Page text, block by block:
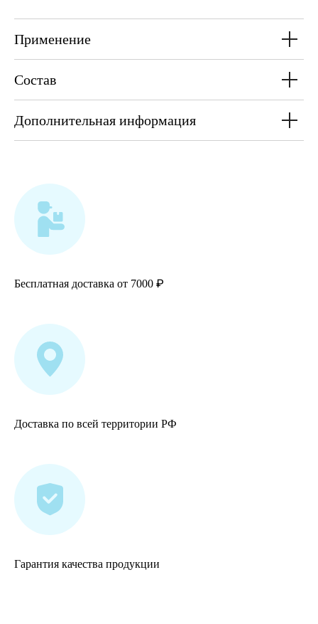
Применение
Состав
Дополнительная информация
Бесплатная доставка от 7000 ₽
Доставка по всей территории РФ
Гарантия качества продукции